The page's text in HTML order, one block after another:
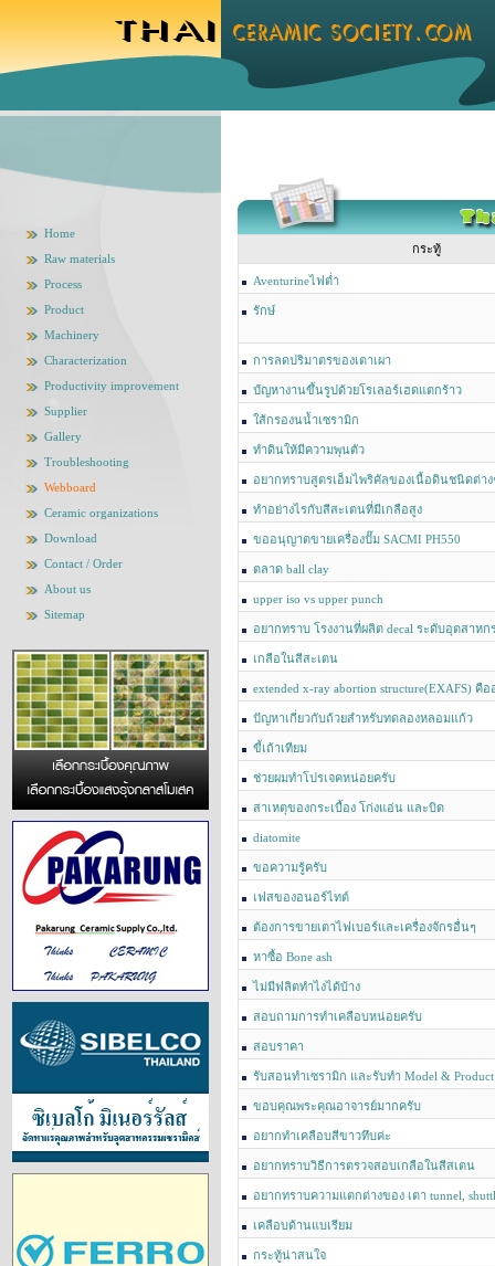
Home
Raw materials
Process
Product
Machinery
Characterization
Productivity improvement
Supplier
Gallery
Troubleshooting
Webboard
Ceramic organizations
Download
Contact / Order
About us
Sitemap
กระทู้
Aventurineไฟต่ำ
รักษ์
การลดปริมาตรของเตาเผา
ปํญหางานขึ้นรูปด้วยโรเลอร์เฮดแตกร้าว
ใส้กรองนน้ำเซรามิก
ทำดินให้มีความพุนตัว
อยากทราบสูตรเอ็มไพริคัลของเนื้อดินชนิดต่าง
ทำอย่างไรกับสีสะเตนที่มีเกลือสูง
ขออนุญาตขายเครื่องปั๊ม SACMI PH550
ตลาด ball clay
upper iso vs upper punch
อยากทราบ โรงงานที่ผลิต decal ระดับอุตสาหก
เกลือในสีสะเตน
extended x-ray abortion structure(EXAFS) คื
ปัญหาเกี่ยวกับถ้วยสำหรับทดลองหลอมแก้ว
ขี้เถ้าเทียม
ช่วยผมทำโปรเจคหน่อยครับ
สาเหตุของกระเบื้อง โก่งแอ่น และบิด
diatomite
ขอความรู้ครับ
เฟสของอนอร์ไทต์
ต้องการขายเตาไฟเบอร์และเครื่องจักรอื่นๆ
หาซื้อ Bone ash
ไม่มีฟลิตทำไงได้บ้าง
สอบถามการทำเคลือบหน่อยครับ
สอบราคา
รับสอนทำเซรามิก และรับทำ Model & Product
ขอบคุณพระคุณอาจารย์มากครับ
อยากทำเคลือบสีขาวทึบค่ะ
อยากทราบวิธีการตรวจสอบเกลือในสีสเตน
อยากทราบความแตกต่างของ เตา tunnel,
เคลือบด้านแบเรียม
กระทู้น่าสนใจ